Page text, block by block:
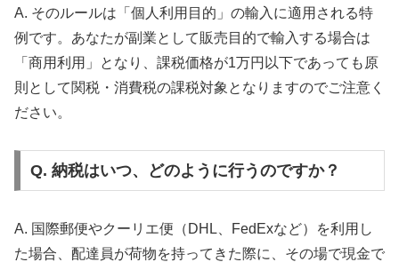
A. そのルールは「個人利用目的」の輸入に適用される特
例です。あなたが副業として販売目的で輸入する場合は
「商用利用」となり、課税価格が1万円以下であっても原
則として関税・消費税の課税対象となりますのでご注意く
ださい。
Q. 納税はいつ、どのように行うのですか？
A. 国際郵便やクーリエ便（DHL、FedExなど）を利用し
た場合、配達員が荷物を持ってきた際に、その場で現金で